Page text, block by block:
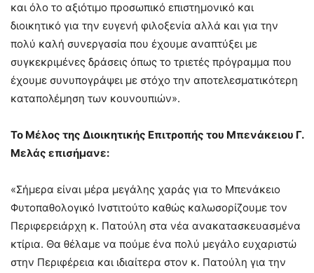
και όλο το αξιότιμο προσωπικό επιστημονικό και
διοικητικό για την ευγενή φιλοξενία αλλά και για την
πολύ καλή συνεργασία που έχουμε αναπτύξει με
συγκεκριμένες δράσεις όπως το τριετές πρόγραμμα που
έχουμε συνυπογράψει με στόχο την αποτελεσματικότερη
καταπολέμηση των κουνουπιών».
Το Μέλος της Διοικητικής Επιτροπής του Μπενάκειου Γ.
Μελάς επισήμανε:
«Σήμερα είναι μέρα μεγάλης χαράς για το Μπενάκειο
Φυτοπαθολογικό Ινστιτούτο καθώς καλωσορίζουμε τον
Περιφερειάρχη κ. Πατούλη στα νέα ανακατασκευασμένα
κτίρια. Θα θέλαμε να πούμε ένα πολύ μεγάλο ευχαριστώ
στην Περιφέρεια και ιδιαίτερα στον κ. Πατούλη για την